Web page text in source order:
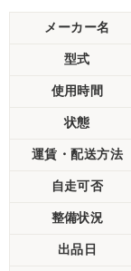
メーカー名
型式
使用時間
状態
運賃・配送方法
自走可否
整備状況
出品日